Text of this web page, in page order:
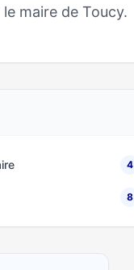
maire de Toucy.
4
8